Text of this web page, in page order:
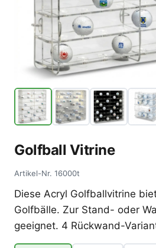
Golfball Vitrine
Artikel-Nr. 16000t
Diese Acryl Golfballvitrine
Golfbälle. Zur Stand- oder
geeignet. 4 Rückwand-